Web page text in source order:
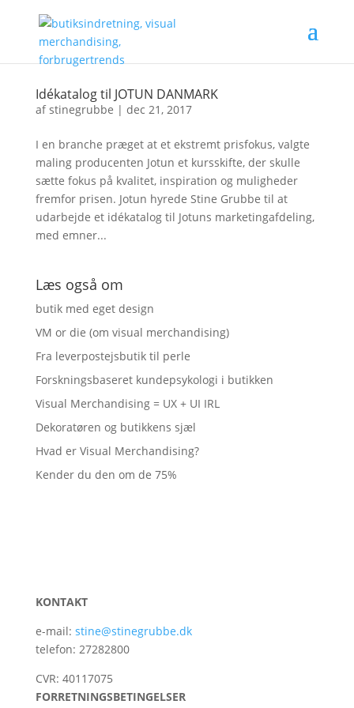
Idékatalog til JOTUN DANMARK
afstinegrubbe | dec 21, 2017
I en branche præget at et ekstremt prisfokus, valgte
maling producenten Jotun et kursskifte, der skulle
sætte fokus på kvalitet, inspiration og muligheder
fremfor prisen. Jotun hyrede Stine Grubbe til at
udarbejde et idékatalog til Jotuns marketingafdeling,
med emner...
Læs også om
butik med eget design
VM or die (om visual merchandising)
Fra leverpostejsbutik til perle
Forskningsbaseret kundepsykologi i butikken
Visual Merchandising = UX + UI IRL
Dekoratøren og butikkens sjæl
Hvad er Visual Merchandising?
Kender du den om de 75%
KONTAKT
e-mail: stine@stinegrubbe.dk
telefon: 27282800
CVR: 40117075
FORRETNINGSBETINGELSER